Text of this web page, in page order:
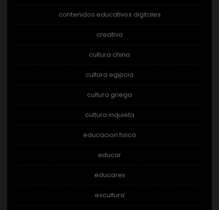
contenidos educativos digitales
creativa
cultura china
cultura egipcia
cultura griega
cultura inquieta
educacion fisica
educar
educarex
escultura